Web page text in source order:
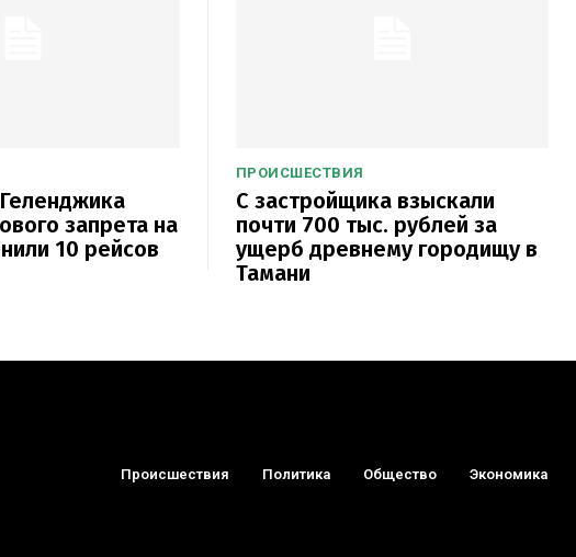
запрета на
10 рейсов
ПРОИСШЕСТВИЯ
С застройщика взыскали
почти 700 тыс. рублей за
ущерб древнему городищу в
Тамани
Происшествия Политика Общество Экономика